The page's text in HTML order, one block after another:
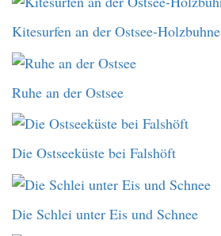
Kitesurfen an der Ostsee-Holzbuhne
Ruhe an der Ostsee
Die Ostseeküste bei Falshöft
Die Schlei unter Eis und Schnee